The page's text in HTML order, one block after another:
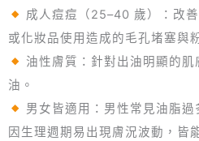
成人痘痘（25–40 歲）：改
或化妝品使用造成的毛孔堵塞與
油性膚質：針對出油明顯的肌
油。
男女皆適用：男性常見油脂過
因生理週期易出現膚況波動，皆